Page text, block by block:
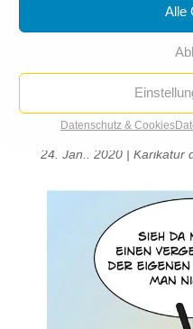
Alle
Datenschutz & Cookies
24. Jan.. 2020| Karikatur